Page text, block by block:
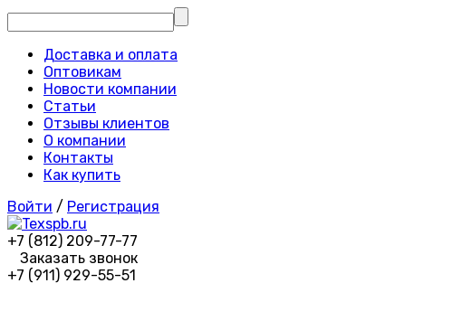
Доставка и оплата
Оптовикам
Новости компании
Статьи
Отзывы клиентов
О компании
Контакты
Как купить
Войти / Регистрация
+7 (812) 209-77-77
Заказать звонок
+7 (911) 929-55-51